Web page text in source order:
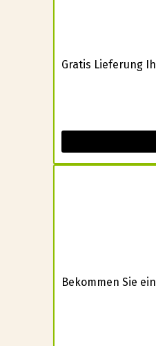
Gratis Lieferung
Bekommen Sie